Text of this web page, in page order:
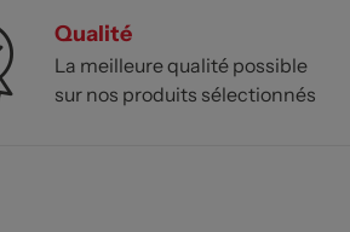
Qualité
La meilleure qualité possible
sur nos produits sélectionnés